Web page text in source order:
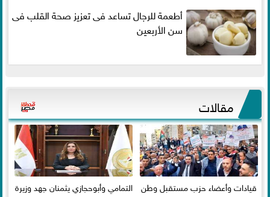
أطعمة للرجال تساعد فى تعزيز صحة القلب فى
سن الأربعين
مقالات
قيادات وأعضاء حزب مستقبل وطن التمامي وأبوحجازي يثمنان جهد وزيرة